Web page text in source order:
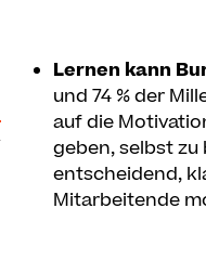
Lernen kann
und 74 % der
auf die
geben, selbst
entscheidend,
Mitarbeitende